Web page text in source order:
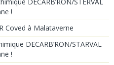
!
Coved à Malataverne
DECARB’RON/STARVAL
!